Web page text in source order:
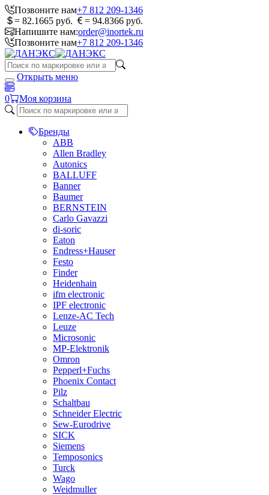
Позвоните нам+7 812 209-1346
= 82.1665 руб.
= 94.8366 руб.
Напишите нам:order@inortek.ru
Позвоните нам+7 812 209-1346
Открыть меню
0 Моя корзина
Бренды
ABB
Allen Bradley
Autonics
BALLUFF
Banner
Baumer
BERNSTEIN
Carlo Gavazzi
di-soric
Eaton
Endress+Hauser
Festo
Finder
Heidenhain
ifm electronic
IPF electronic
Lenze-AC Tech
Leuze
Microsonic
MP-Elektronik
Omron
Pepperl+Fuchs
Phoenix Contact
Pilz
Schaltbau
Schneider Electric
Sew-Eurodrive
SICK
Siemens
Temposonics
Turck
Wago
Weidmuller